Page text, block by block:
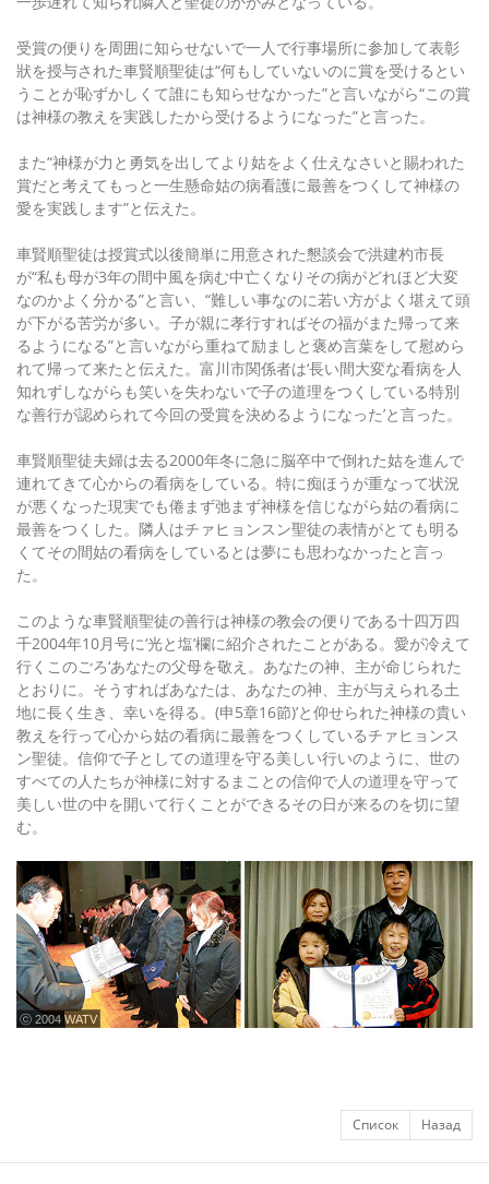
受賞の便りを周囲に知らせないで一人で行事場所に参加して表彰
狀を授与された車賢順聖徒は“何もしていないのに賞を受けるとい
うことが恥ずかしくて誰にも知らせなかった”と言いながら“この賞
は神様の教えを実践したから受けるようになった”と言った。
また“神様が力と勇気を出してより姑をよく仕えなさいと賜われた
賞だと考えてもっと一生懸命姑の病看護に最善をつくして神様の
愛を実践します”と伝えた。
車賢順聖徒は授賞式以後簡単に用意された懇談会で洪建杓市長
が“私も母が3年の間中風を病む中亡くなりその病がどれほど大変
なのかよく分かる”と言い、“難しい事なのに若い方がよく堪えて頭
が下がる苦労が多い。子が親に孝行すればその福がまた帰って来
るようになる”と言いながら重ねて励ましと褒め言葉をして慰めら
れて帰って来たと伝えた。富川市関係者は‘長い間大変な看病を人
知れずしながらも笑いを失わないで子の道理をつくしている特別
な善行が認められて今回の受賞を決めるようになった’と言った。
車賢順聖徒夫婦は去る2000年冬に急に脳卒中で倒れた姑を進んで
連れてきて心からの看病をしている。特に痴ほうが重なって状況
が悪くなった現実でも倦まず弛まず神様を信じながら姑の看病に
最善をつくした。隣人はチァヒョンスン聖徒の表情がとても明る
くてその間姑の看病をしているとは夢にも思わなかったと言っ
た。
このような車賢順聖徒の善行は神様の教会の便りである十四万四
千2004年10月号に‘光と塩’欄に紹介されたことがある。愛が冷えて
行くこのごろ‘あなたの父母を敬え。あなたの神、主が命じられた
とおりに。そうすればあなたは、あなたの神、主が与えられる土
地に長く生き、幸いを得る。(申5章16節)’と仰せられた神様の貴い
教えを行って心から姑の看病に最善をつくしているチァヒョンス
ン聖徒。信仰で子としての道理を守る美しい行いのように、世の
すべての人たちが神様に対するまことの信仰で人の道理を守って
美しい世の中を開いて行くことができるその日が来るのを切に望
む。
ⓒ 2004 WATV
Список Назад